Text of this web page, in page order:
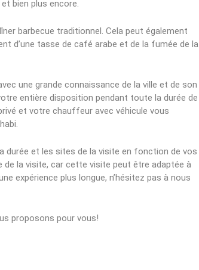
bien plus encore.
barbecue traditionnel. Cela peut également
d’une tasse de café arabe et de la fumée de la
une grande connaissance de la ville et de son
entière disposition pendant toute la durée de
et votre chauffeur avec véhicule vous
durée et les sites de la visite en fonction de vos
de la visite, car cette visite peut être adaptée à
expérience plus longue, n’hésitez pas à nous
proposons pour vous!